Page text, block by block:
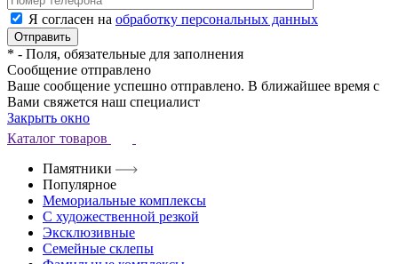
Я согласен на обработку персональных данных
* - Поля, обязательные для заполнения
Сообщение отправлено
Ваше сообщение успешно отправлено. В ближайшее время с
Вами свяжется наш специалист
Закрыть окно
Каталог товаров
Памятники
Популярное
Мемориальные комплексы
С художественной резкой
Эксклюзивные
Семейные склепы